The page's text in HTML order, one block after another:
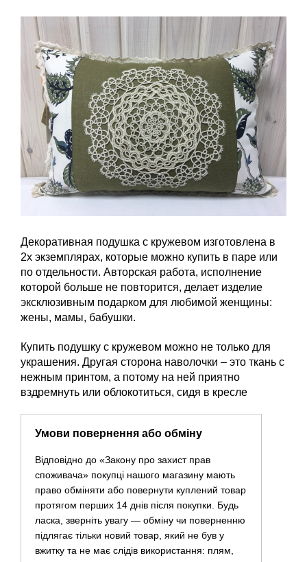
Декоративная подушка с кружевом изготовлена в
2х экземплярах, которые можно купить в паре или
по отдельности. Авторская работа, исполнение
которой больше не повторится, делает изделие
эксклюзивным подарком для любимой женщины:
жены, мамы, бабушки.
Купить подушку с кружевом можно не только для
украшения. Другая сторона наволочки – это ткань с
нежным принтом, а потому на ней приятно
вздремнуть или облокотиться, сидя в кресле
Умови повернення або обміну
Відповідно до «Закону про захист прав
споживача» покупці нашого магазину мають
право обміняти або повернути куплений товар
протягом перших 14 днів після покупки. Будь
ласка, зверніть увагу — обміну чи поверненню
підлягає тільки новий товар, який не був у
вжитку та не має слідів використання: плям,